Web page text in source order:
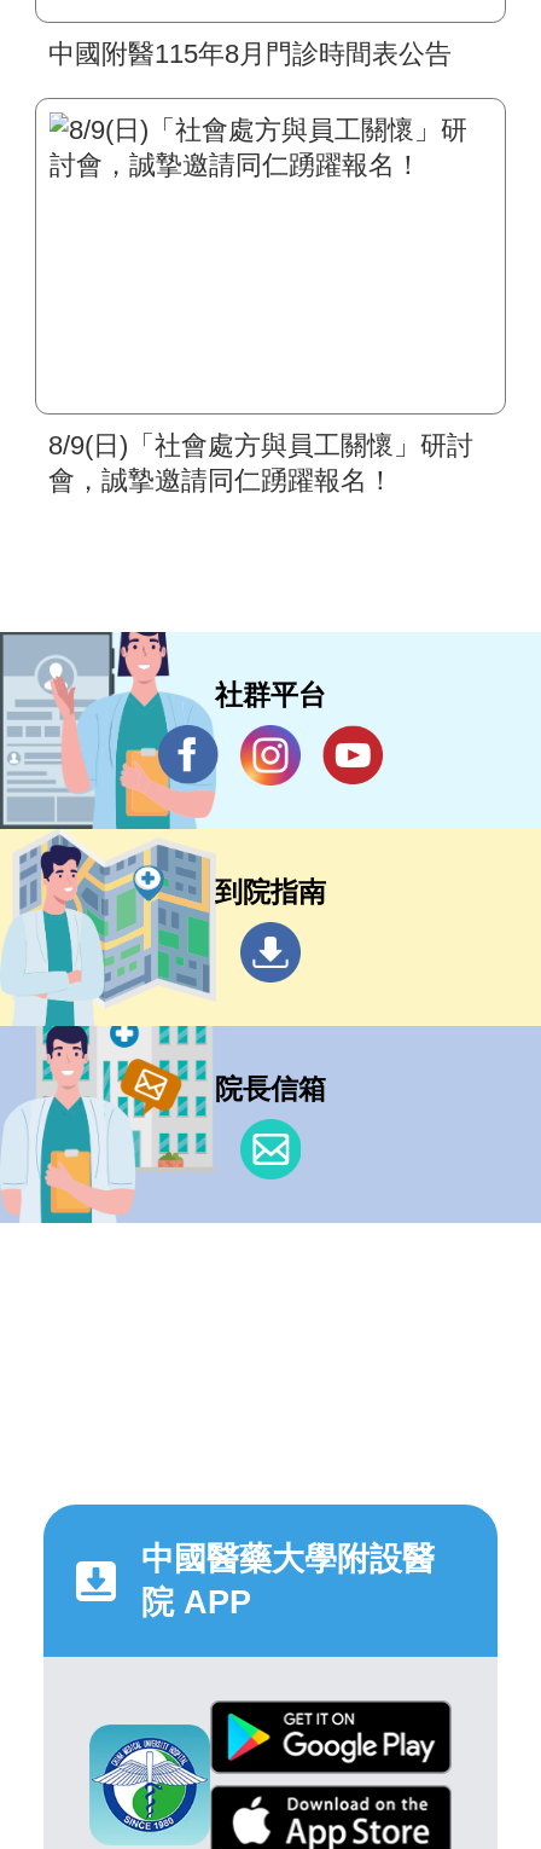
中國附醫115年8月門診時間表公告
8/9(日)「社會處方與員工關懷」研討
會，誠摯邀請同仁踴躍報名！
社群平台
到院指南
院長信箱
中國醫藥大學附設醫
院 APP